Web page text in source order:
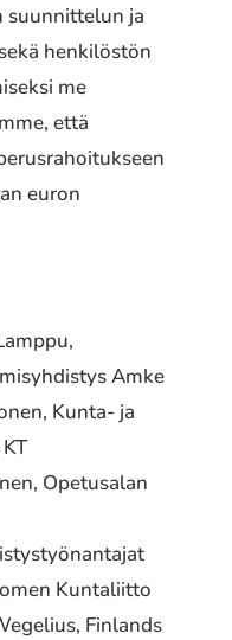
suunnittelun ja
henkilöstön
me
että
euron
Amke
Kunta- ja
Opetusalan
Kuntaliitto
Finlands